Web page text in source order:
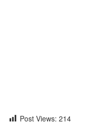
Post Views: 214